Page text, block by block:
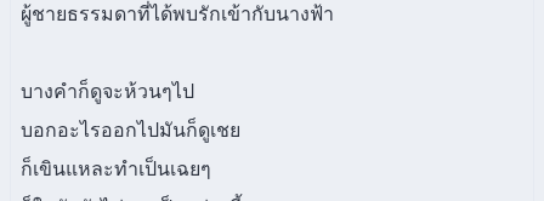
ผู้ชายธรรมดาที่ได้พบรักเข้ากับนางฟ้า
บางคำก็ดูจะห้วนๆไป
บอกอะไรออกไปมันก็ดูเชย
ก็เขินแหละทำเป็นเฉยๆ